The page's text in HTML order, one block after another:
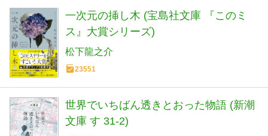
一次元の挿し木 (宝島社文庫 『このミ
ス』大賞シリーズ)
松下龍之介
23551
世界でいちばん透きとおった物語 (新潮
文庫 す 31-2)